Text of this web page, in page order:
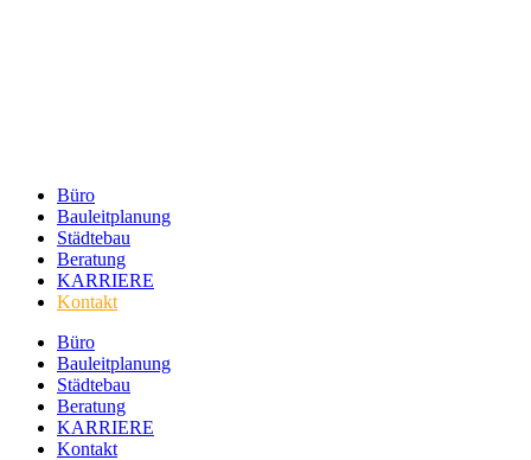
Büro
Bauleitplanung
Städtebau
Beratung
KARRIERE
Kontakt
Büro
Bauleitplanung
Städtebau
Beratung
KARRIERE
Kontakt